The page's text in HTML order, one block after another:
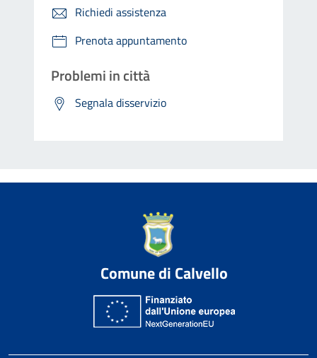
Richiedi assistenza
Prenota appuntamento
Problemi in città
Segnala disservizio
Comune di Calvello